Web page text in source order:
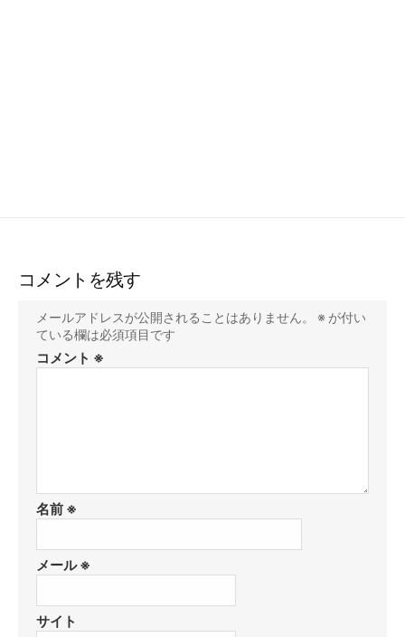
コメントを残す
メールアドレスが公開されることはありません。 ※ が付い
ている欄は必須項目です
コメント ※
名前 ※
メール※
サイト